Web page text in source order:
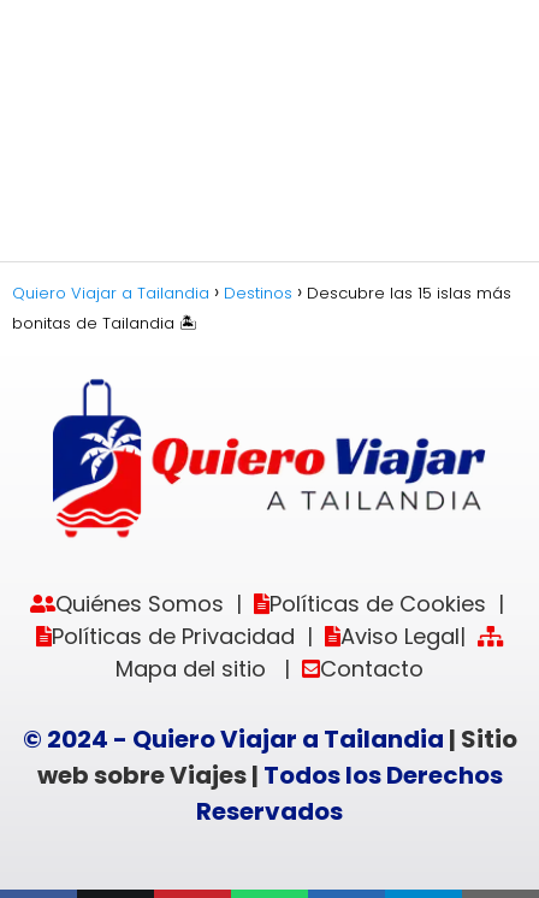
Quiero Viajar a Tailandia Destinos
Descubre las 15 islas más
bonitas de Tailandia 🏝️
Quiénes Somos | Políticas de Cookies |
Políticas de Privacidad | Aviso Legal|
Mapa del sitio | Contacto
© 2024 - Quiero Viajar a Tailandia | Sitio
web sobre Viajes | Todos los Derechos
Reservados